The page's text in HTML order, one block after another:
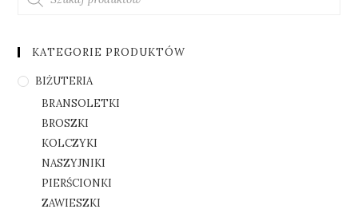
KATEGORIE PRODUKTÓW
BIŻUTERIA
BRANSOLETKI
BROSZKI
KOLCZYKI
NASZYJNIKI
PIERŚCIONKI
ZAWIESZKI